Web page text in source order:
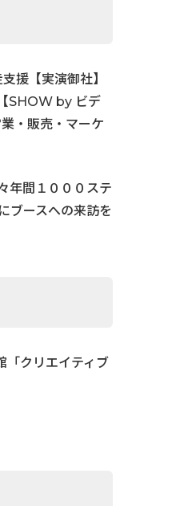
援【実演御社】
SHOW by ビデ
・販売・マーケ
年間１０００ステ
ブースへの来訪を
「クリエイティブ